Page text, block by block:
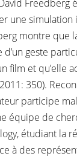
une simulation
montre que
d’un geste
film et qu’elle
350).
participe
équipe de
étudiant la
à des